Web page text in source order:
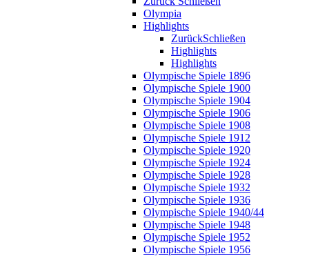
Olympia
Highlights
ZurückSchließen
Highlights
Highlights
Olympische Spiele 1896
Olympische Spiele 1900
Olympische Spiele 1904
Olympische Spiele 1906
Olympische Spiele 1908
Olympische Spiele 1912
Olympische Spiele 1920
Olympische Spiele 1924
Olympische Spiele 1928
Olympische Spiele 1932
Olympische Spiele 1936
Olympische Spiele 1940/44
Olympische Spiele 1948
Olympische Spiele 1952
Olympische Spiele 1956